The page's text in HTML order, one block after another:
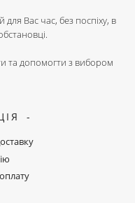
Вас час, без поспіху, в
та допомогти з вибором